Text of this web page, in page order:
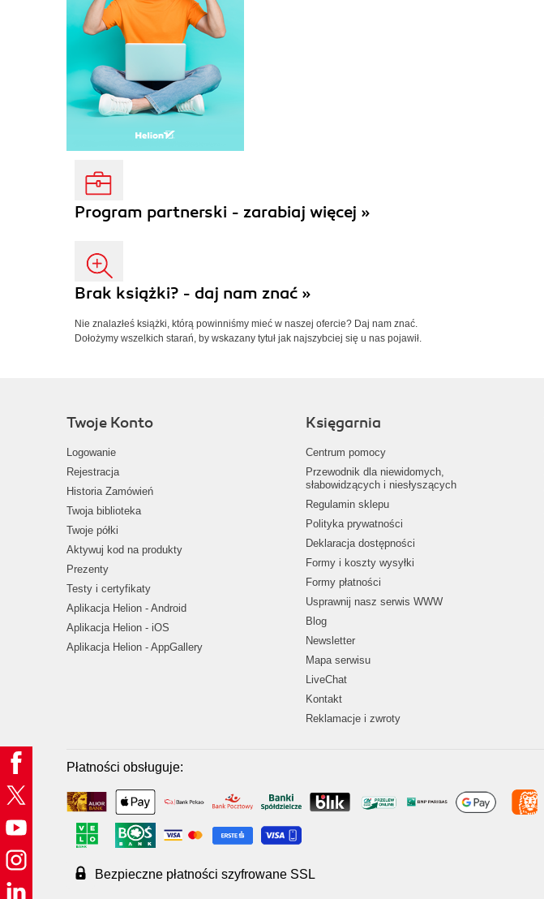
Program partnerski - zarabiaj więcej »
Brak książki? - daj nam znać »
Nie znalazłeś książki, którą powinniśmy mieć w naszej ofercie? Daj nam znać.
Dołożymy wszelkich starań, by wskazany tytuł jak najszybciej się u nas pojawił.
Twoje Konto
Logowanie
Rejestracja
Historia Zamówień
Twoja biblioteka
Twoje półki
Aktywuj kod na produkty
Prezenty
Testy i certyfikaty
Aplikacja Helion - Android
Aplikacja Helion - iOS
Aplikacja Helion - AppGallery
Księgarnia
Centrum pomocy
Przewodnik dla niewidomych,
słabowidzących i niesłyszących
Regulamin sklepu
Polityka prywatności
Deklaracja dostępności
Formy i koszty wysyłki
Formy płatności
Usprawnij nasz serwis WWW
Blog
Newsletter
Mapa serwisu
LiveChat
Kontakt
Reklamacje i zwroty
Płatności obsługuje:
Bezpieczne płatności szyfrowane SSL